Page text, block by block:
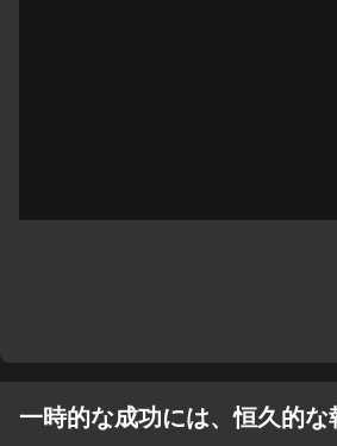
一時的な成功には、恒久的